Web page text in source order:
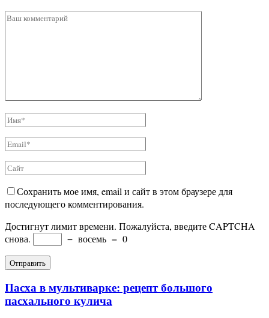
Сохранить мое имя, email и сайт в этом браузере для
последующего комментирования.
Достигнут лимит времени. Пожалуйста, введите CAPTCHA
снова.
− восемь = 0
Пасха в мультиварке: рецепт большого
пасхального кулича